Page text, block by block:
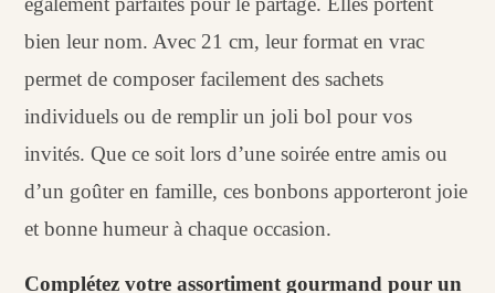
bien leur nom. Avec 21 cm, leur format en vrac
permet de composer facilement des sachets
individuels ou de remplir un joli bol pour vos
invités. Que ce soit lors d’une soirée entre amis ou
d’un goûter en famille, ces bonbons apporteront joie
et bonne humeur à chaque occasion.
Complétez votre assortiment gourmand pour un